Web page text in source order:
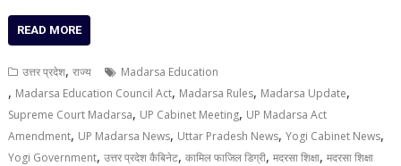
READ MORE
उत्तर प्रदेश,राज्य Madarsa Education
, Madarsa Education Council Act, Madarsa Rules, Madarsa Update,
Supreme Court Madarsa, UP Cabinet Meeting, UP Madarsa Act
Amendment, UP Madarsa News, Uttar Pradesh News,Yogi Cabinet News,
Yogi Government,उत्तर प्रदेश कैबिनेट,कामिल फाजिल डिग्री,मदरसा शिक्षा,मदरसा शिक्षा